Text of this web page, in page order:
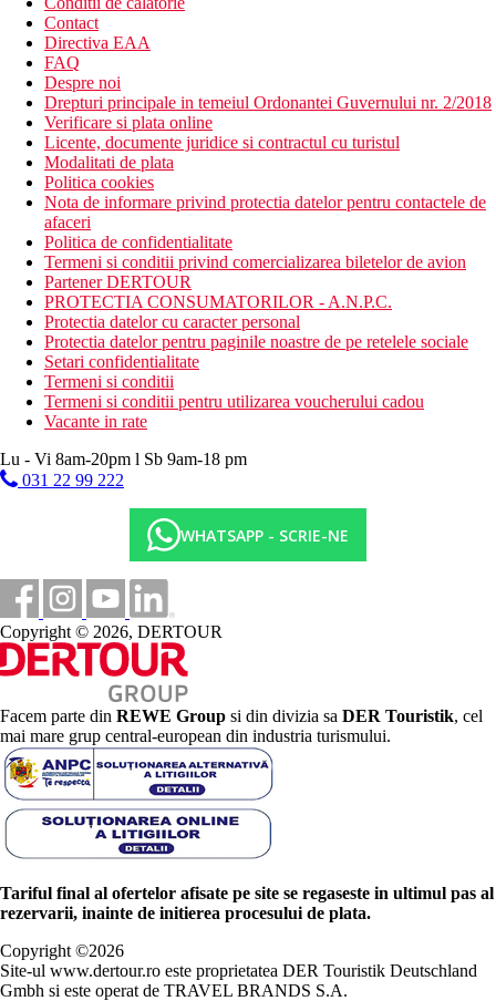
Contact
Directiva EAA
FAQ
Despre noi
Drepturi principale in temeiul Ordonantei Guvernului nr. 2/2018
Verificare si plata online
Licente, documente juridice si contractul cu turistul
Modalitati de plata
Politica cookies
Nota de informare privind protectia datelor pentru contactele de
afaceri
Politica de confidentialitate
Termeni si conditii privind comercializarea biletelor de avion
Partener DERTOUR
PROTECTIA CONSUMATORILOR - A.N.P.C.
Protectia datelor cu caracter personal
Protectia datelor pentru paginile noastre de pe retelele sociale
Setari confidentialitate
Termeni si conditii
Termeni si conditii pentru utilizarea voucherului cadou
Vacante in rate
Lu - Vi 8am-20pm l Sb 9am-18 pm
031 22 99 222
WHATSAPP - SCRIE-NE
Copyright © 2026, DERTOUR
Facem parte din REWE Group si din divizia sa DER Touristik, cel
mai mare grup central-european din industria turismului.
Tariful final al ofertelor afisate pe site se regaseste in ultimul pas al
rezervarii, inainte de initierea procesului de plata.
Copyright ©2026
Site-ul www.dertour.ro este proprietatea DER Touristik Deutschland
Gmbh si este operat de TRAVEL BRANDS S.A.